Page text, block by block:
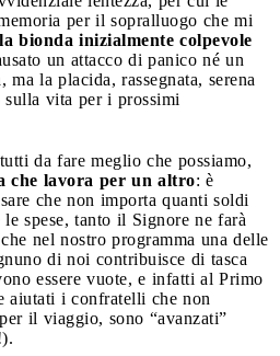
per il sopralluogo che mi
bionda inizialmente colpevole
un attacco di panico né un
ma la placida, rassegnata, serena
sulla vita per i prossimi
da fare meglio che possiamo,
che lavora per un altro: è
che non importa quanti soldi
spese, tanto il Signore ne farà
nel nostro programma una delle
di noi contribuisce di tasca
essere vuote, e infatti al Primo
aiutati i confratelli che non
il viaggio, sono “avanzati”